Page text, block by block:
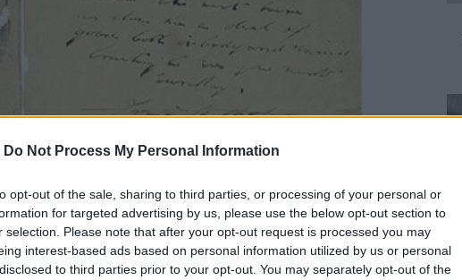
Do Not Process My Personal Information
opt-out of the sale, sharing to third parties, or processing of your personal or
for targeted advertising by us, please use the below opt-out section to
selection. Please note that after your opt-out request is processed you may
interest-based ads based on personal information utilized by us or personal
to third parties prior to your opt-out. You may separately opt-out of the